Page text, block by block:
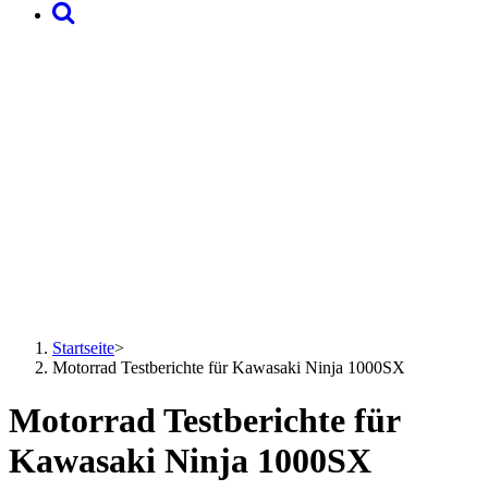
Startseite>
Motorrad Testberichte für Kawasaki Ninja 1000SX
Motorrad Testberichte für
Kawasaki Ninja 1000SX